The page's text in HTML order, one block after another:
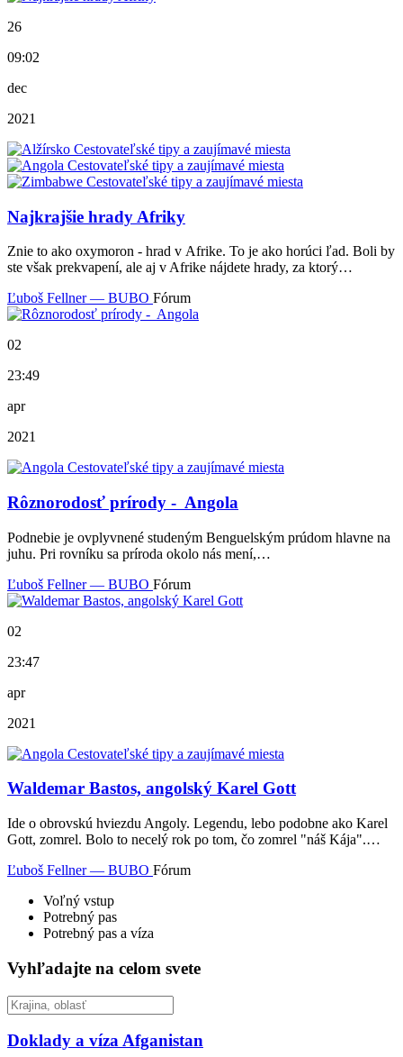
26
09:02
dec
2021
Najkrajšie hrady Afriky
Znie to ako oxymoron - hrad v Afrike. To je ako horúci ľad. Boli by
ste však prekvapení, ale aj v Afrike nájdete hrady, za ktorý…
Ľuboš Fellner — BUBO Fórum
02
23:49
apr
2021
Rôznorodosť prírody - Angola
Podnebie je ovplyvnené studeným Benguelským prúdom hlavne na
juhu. Pri rovníku sa príroda okolo nás mení,…
Ľuboš Fellner — BUBO Fórum
02
23:47
apr
2021
Waldemar Bastos, angolský Karel Gott
Ide o obrovskú hviezdu Angoly. Legendu, lebo podobne ako Karel
Gott, zomrel. Bolo to necelý rok po tom, čo zomrel "náš Kája".…
Ľuboš Fellner — BUBO Fórum
Voľný vstup
Potrebný pas
Potrebný pas a víza
Vyhľadajte na celom svete
Doklady a vízaAfganistan